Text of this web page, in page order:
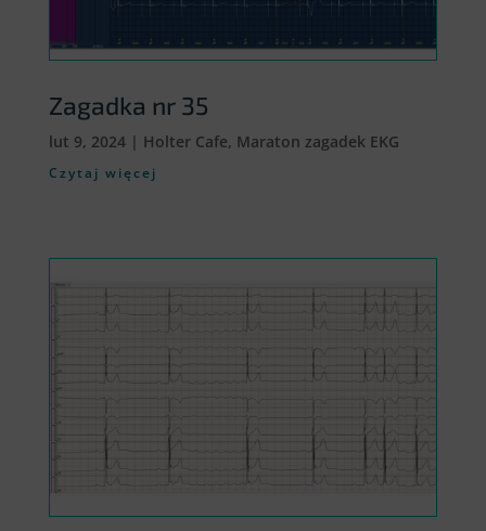
Zagadka nr 35
lut 9, 2024| Holter Cafe, Maraton zagadek EKG
Czytaj więcej